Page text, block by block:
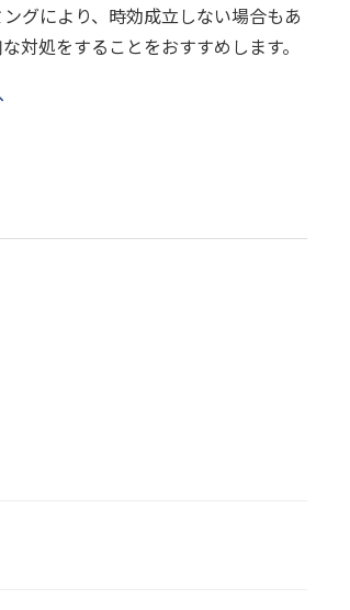
グにより、時効成立しない場合もあ
対処をすることをおすすめします。